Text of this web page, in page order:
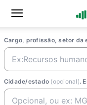
Cargo, profissão, setor da
Cidade/estado (opcional).